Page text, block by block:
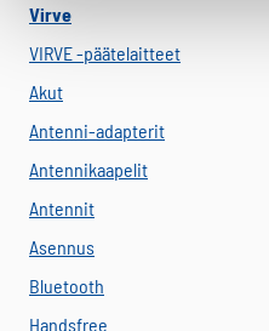
Virve
VIRVE -päätelaitteet
Akut
Antenni-adapterit
Antennikaapelit
Antennit
Asennus
Bluetooth
Handsfree